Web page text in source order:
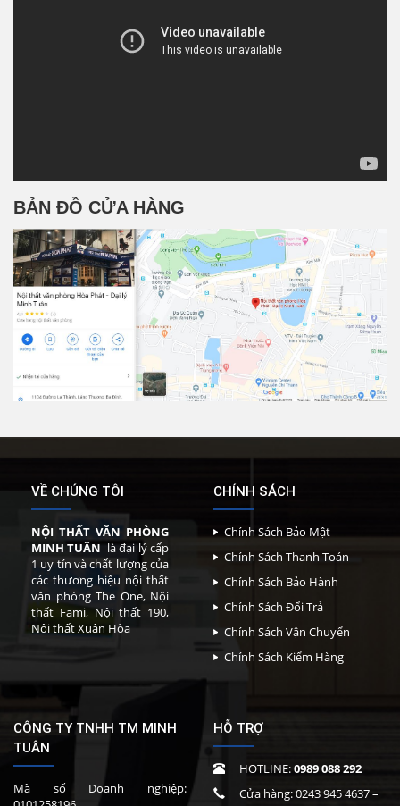
BẢN ĐỒ CỬA HÀNG
VỀ CHÚNG TÔI
NỘI THẤT VĂN PHÒNG
MINH TUÂN là đại lý cấp
1 uy tín và chất lượng của
các thương hiệu nội thất
văn phòng The One, Nội
thất Fami, Nội thất 190,
Nội thất Xuân Hòa
CHÍNH SÁCH
Chính Sách Bảo Mật
Chính Sách Thanh Toán
Chính Sách Bảo Hành
Chính Sách Đổi Trả
Chính Sách Vận Chuyển
Chính Sách Kiểm Hàng
CÔNG TY TNHH TM MINH
TUÂN
Mã số Doanh nghiệp:
HỖ TRỢ
HOTLINE:0989 088 292
Cửa hàng:0243 945 4637–